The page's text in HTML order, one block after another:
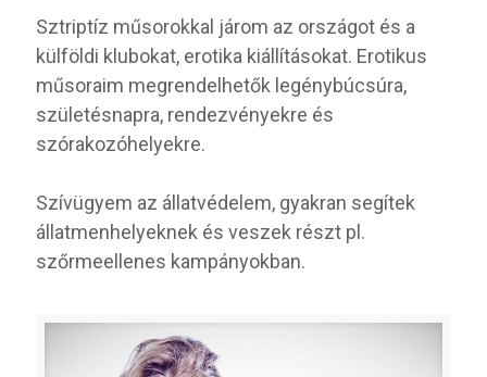
Sztriptíz műsorokkal járom az országot és a
külföldi klubokat, erotika kiállításokat. Erotikus
műsoraim megrendelhetők legénybúcsúra,
születésnapra, rendezvényekre és
szórakozóhelyekre.
Szívügyem az állatvédelem, gyakran segítek
állatmenhelyeknek és veszek részt pl.
szőrmeellenes kampányokban.